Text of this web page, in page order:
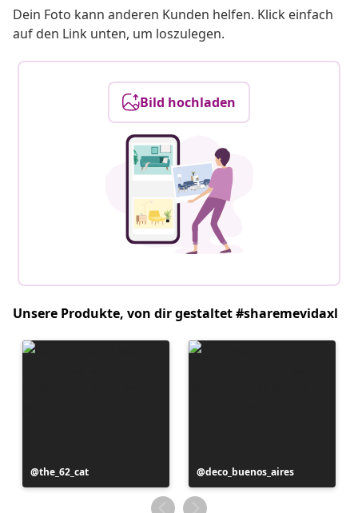
Dein Foto kann anderen Kunden helfen. Klick einfach
auf den Link unten, um loszulegen.
Bild hochladen
Unsere Produkte, von dir gestaltet #sharemevidaxl
Beitrag
veröffentlicht
the_62_cat
Beitrag
veröffentlicht
von
deco_buenos_aires